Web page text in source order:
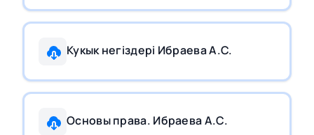
Кукык негiздерi Ибраева А.С.
Основы права. Ибраева А.С.